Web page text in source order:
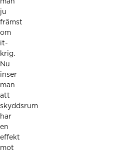
man
ju
främst
om
it-
krig.
Nu
inser
man
att
skyddsrum
har
en
effekt
mot